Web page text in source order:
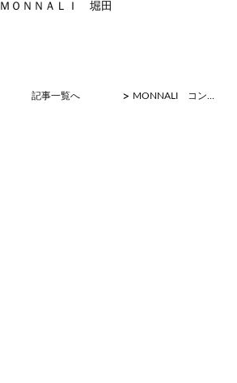
ＭＯＮＮＡＬＩ 堀田
記事一覧へ > MONNALI コンテスト優秀賞２